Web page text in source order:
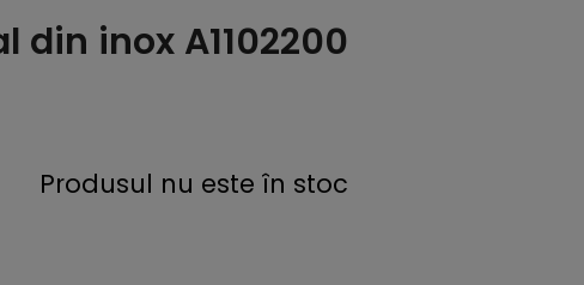
din inox A1102200
Produsul nu este în stoc